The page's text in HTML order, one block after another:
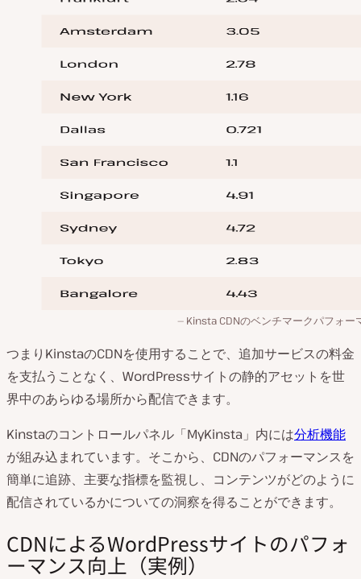
Kinsta CDNのベンチマークパフォー
つまりKinstaのCDNを使用することで、追加サービスの料金
を支払うことなく、WordPressサイトの静的アセットを世
界中のあらゆる場所から配信できます。
Kinstaのコントロールパネル「MyKinsta」内には分析機能
が組み込まれています。そこから、CDNのパフォーマンスを
簡単に追跡、主要な指標を監視し、コンテンツがどのように
配信されているかについての洞察を得ることができます。
CDNによるWordPressサイトのパフォ
ーマンス向上（実例）